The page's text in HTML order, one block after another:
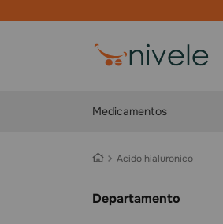
Medicamentos
acido hialuronico
Departamento